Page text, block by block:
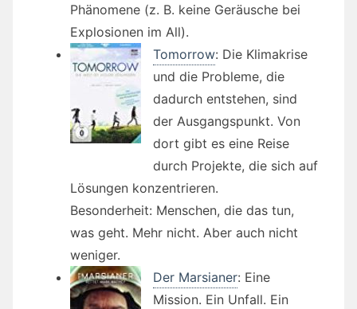
Phänomene (z. B. keine Geräusche bei
Explosionen im All).
Tomorrow: Die Klimakrise
und die Probleme, die
dadurch entstehen, sind
der Ausgangspunkt. Von
dort gibt es eine Reise
durch Projekte, die sich auf
Lösungen konzentrieren.
Besonderheit: Menschen, die das tun,
was geht. Mehr nicht. Aber auch nicht
weniger.
Der Marsianer: Eine
Mission. Ein Unfall. Ein